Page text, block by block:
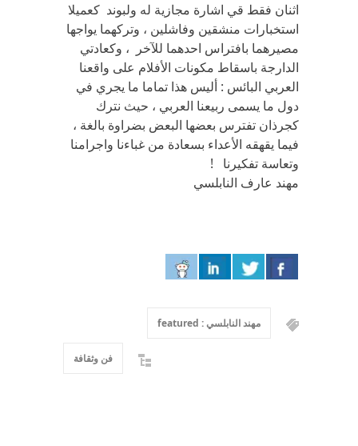
اثنان فقط قي اشارة مجازية له ولبوند كعميلا
استخبارات منشقين وفاشلين ، وتركهما يواجها
مصيرهما بافتراس احدهما للآخر ، وكعادتي
الدارجة باسقاط مكونات الأفلام على واقعنا
العربي البائس : أليس هذا تماما ما يجري في
دول ما يسمى ربيعنا العربي ، حيث نترك
كجرذان تفترس بعضها البعض بضراوة بالغة ،
فيما يقهقه الأعداء بسعادة من غباءنا واجرامنا
وتعاسة تفكيرنا !
مهند عارف النابلسي
مهند النابلسي : featured
فن وثقافة